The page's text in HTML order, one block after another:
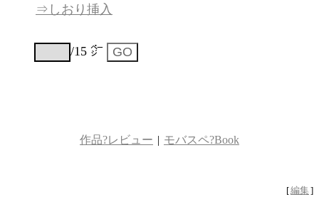
⇒しおり挿入
/15 ㌻
作品?レビュー | モバスペ?Book
[編集 ]